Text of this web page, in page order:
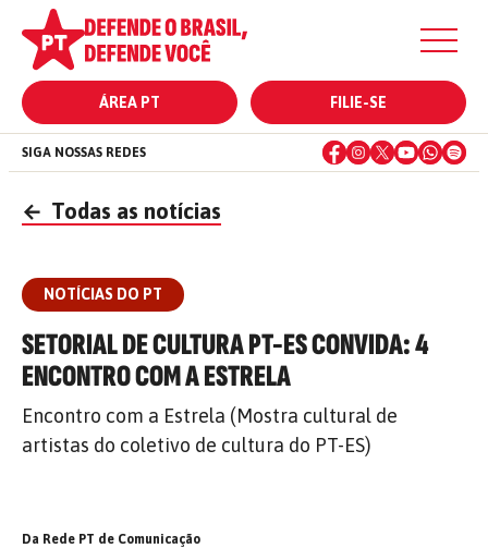
ÁREA PT FILIE-SE
SIGA NOSSAS REDES
← Todas as notícias
NOTÍCIAS DO PT
SETORIAL DE CULTURA PT-ES CONVIDA: 4
ENCONTRO COM A ESTRELA
Encontro com a Estrela (Mostra cultural de
artistas do coletivo de cultura do PT-ES)
Da Rede PT de Comunicação